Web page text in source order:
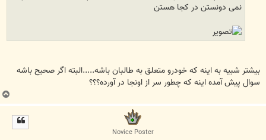
نمی دونستن در کجا هستن
بیشتر شبیه به اینه که خودرو متعلق به طالبان باشه.....البته اگر صحیح باشه
سوال پیش آمده اینه که چطور سر از اونجا در آورده؟؟؟
ب
ا
Novice Poster